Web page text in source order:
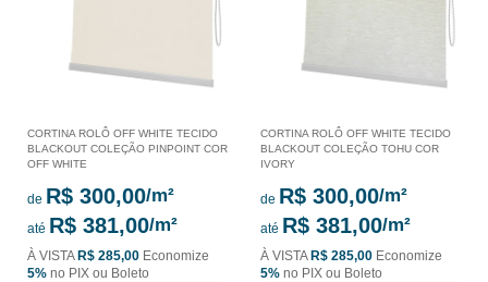
CORTINA ROLÔ OFF WHITE TECIDO
BLACKOUT COLEÇÃO PINPOINT COR
OFF WHITE
de R$ 300,00
até R$ 381,00
À VISTAR$ 285,00 Economize
5% no PIX ou Boleto
CORTINA ROLÔ OFF WHITE TECIDO
BLACKOUT COLEÇÃO TOHU COR
IVORY
de R$ 300,00
até R$ 381,00
À VISTAR$ 285,00 Economize
5% no PIX ou Boleto